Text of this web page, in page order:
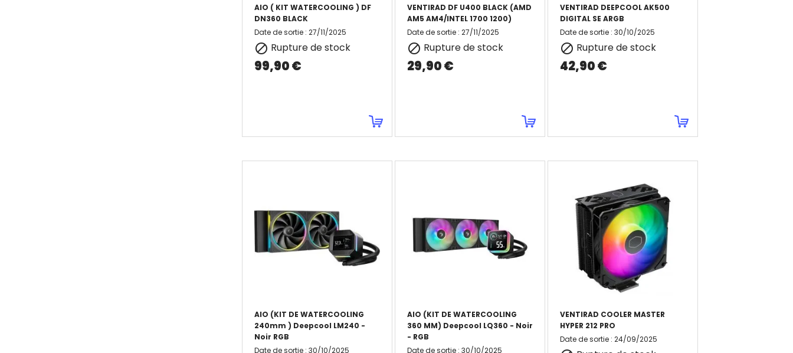
AIO ( KIT WATERCOOLING ) DF
DN360 BLACK
Date de sortie: 27/11/2025
 Rupture de stock
99,90 €
VENTIRAD DF U400 BLACK (AMD
AM5 AM4/INTEL 1700 1200)
Date de sortie: 27/11/2025
 Rupture de stock
29,90 €
VENTIRAD DEEPCOOL AK500
DIGITAL SE ARGB
Date de sortie: 30/10/2025
 Rupture de stock
42,90 €
AIO (KIT DE WATERCOOLING
240mm ) Deepcool LM240 -
Noir RGB
Date de sortie: 30/10/2025
AIO (KIT DE WATERCOOLING
360 MM) Deepcool LQ360 - Noir
- RGB
Date de sortie: 30/10/2025
VENTIRAD COOLER MASTER
HYPER 212 PRO
Date de sortie: 24/09/2025